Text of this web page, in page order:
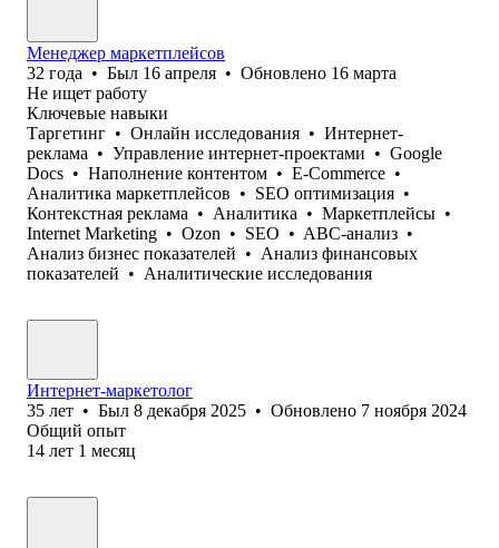
Менеджер маркетплейсов
32 года • Был 16 апреля • Обновлено 16 марта
Не ищет работу
Ключевые навыки
Таргетинг • Онлайн исследования • Интернет-
реклама • Управление интернет-проектами • Google
Docs • Наполнение контентом • E-Commerce •
Аналитика маркетплейсов • SEO оптимизация •
Контекстная реклама • Аналитика • Маркетплейсы •
Internet Marketing • Ozon • SEO • ABC-анализ •
Анализ бизнес показателей • Анализ финансовых
показателей • Аналитические исследования
Интернет-маркетолог
35 лет • Был 8 декабря 2025 • Обновлено 7 ноября 2024
Общий опыт
14 лет 1 месяц